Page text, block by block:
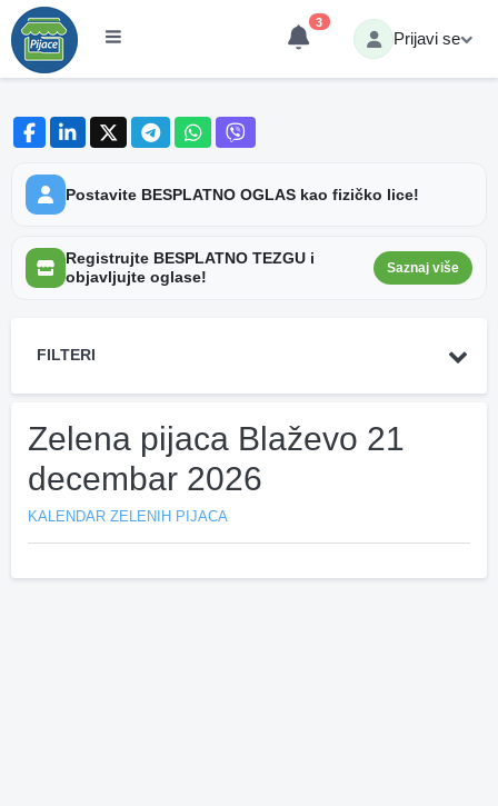
3
Prijavi se
Postavite BESPLATNO OGLAS kao fizičko lice!
Registrujte BESPLATNO TEZGU i
objavljujte oglase!
Saznaj više
FILTERI
Zelena pijaca Blaževo 21
decembar 2026
KALENDAR ZELENIH PIJACA